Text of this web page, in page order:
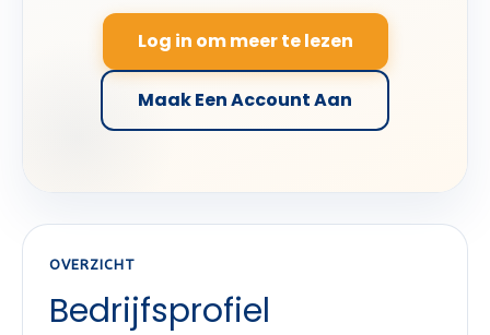
Log in om meer te lezen
Maak Een Account Aan
OVERZICHT
Bedrijfsprofiel